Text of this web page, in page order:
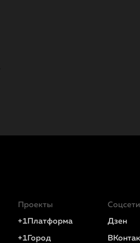
Проекты
+1Платформа
+1Город
Соцсети
Дзен